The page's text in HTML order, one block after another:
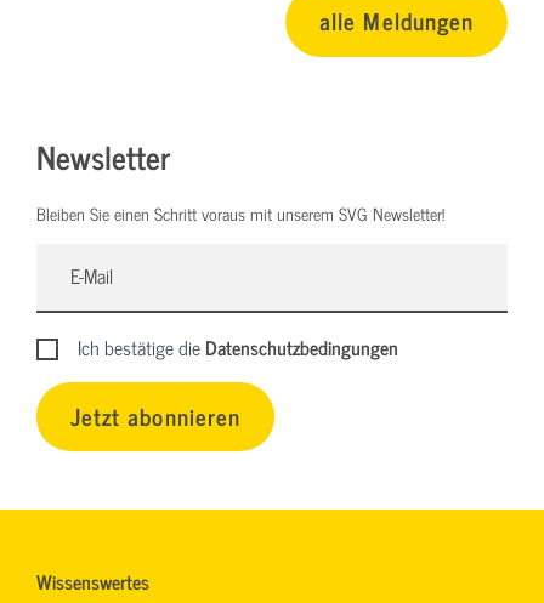
alle Meldungen
Newsletter
Bleiben Sie einen Schritt voraus mit unserem SVG Newsletter!
Ich bestätige dieDatenschutzbedingungen
Jetzt abonnieren
Wissenswertes